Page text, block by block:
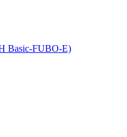
Basic-FUBO-E)